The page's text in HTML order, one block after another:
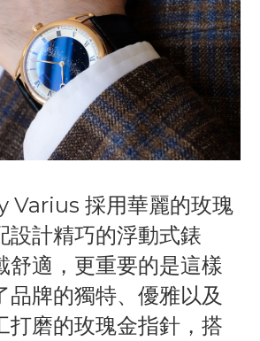
Varius 採用華麗的玫瑰
設計精巧的浮動式錶
舒適，更重要的是這樣
品牌的獨特、優雅以及
打磨的玫瑰金指針，搭